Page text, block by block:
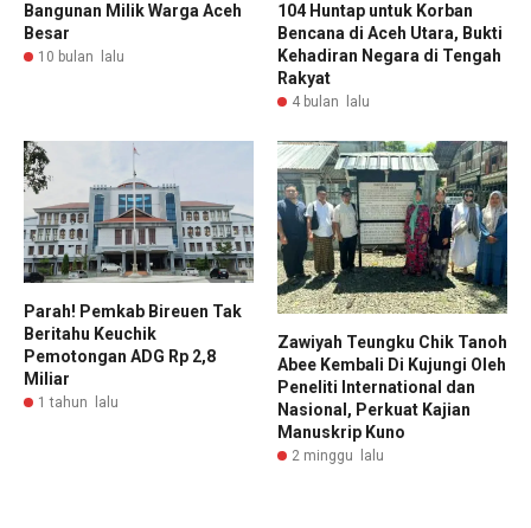
Bangunan Milik Warga Aceh
Besar
10 bulan lalu
104 Huntap untuk Korban
Bencana di Aceh Utara, Bukti
Kehadiran Negara di Tengah
Rakyat
4 bulan lalu
Parah! Pemkab Bireuen Tak
Beritahu Keuchik
Pemotongan ADG Rp 2,8
Miliar
1 tahun lalu
Zawiyah Teungku Chik Tanoh
Abee Kembali Di Kujungi Oleh
Peneliti International dan
Nasional, Perkuat Kajian
Manuskrip Kuno
2 minggu lalu